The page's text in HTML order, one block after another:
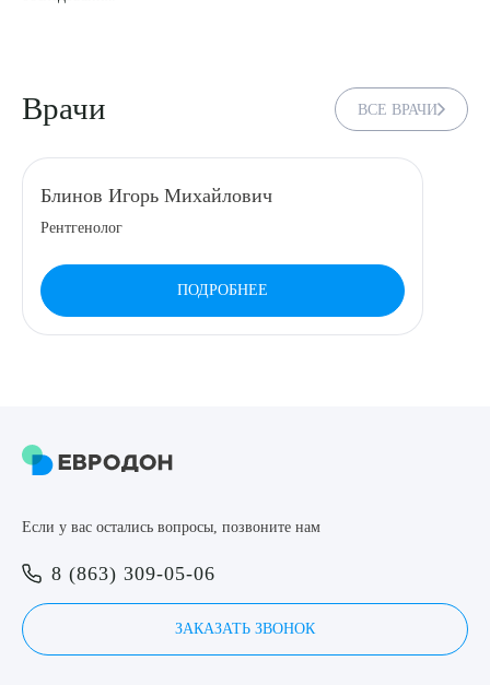
Врачи ВСЕ ВРАЧИ
Блинов Игорь Михайлович
Рентгенолог
ПОДРОБНЕЕ
Если у вас остались вопросы, позвоните нам
8 (863) 309-05-06
ЗАКАЗАТЬ ЗВОНОК
Выберите сопутствующую услугу
ПОДТВЕРДИТЬ